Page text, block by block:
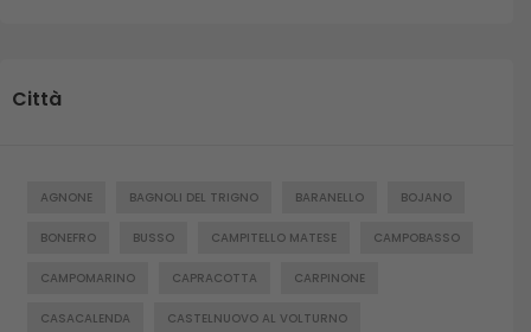
Città
AGNONE BAGNOLI DEL TRIGNO BARANELLO BOJANO
BONEFRO BUSSO CAMPITELLO MATESE CAMPOBASSO
CAMPOMARINO CAPRACOTTA CARPINONE
CASACALENDA CASTELNUOVO AL VOLTURNO